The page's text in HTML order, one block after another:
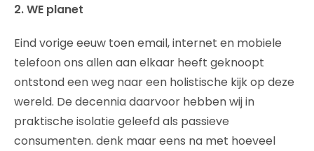
2. WE planet
Eind vorige eeuw toen email, internet en mobiele
telefoon ons allen aan elkaar heeft geknoopt
ontstond een weg naar een holistische kijk op deze
wereld. De decennia daarvoor hebben wij in
praktische isolatie geleefd als passieve
consumenten. denk maar eens na met hoeveel